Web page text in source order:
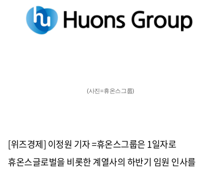
(사진=휴온스그룹)
[위즈경제] 이정원 기자 =휴온스그룹은 1일자로
휴온스글로벌을 비롯한 계열사의 하반기 임원 인사를